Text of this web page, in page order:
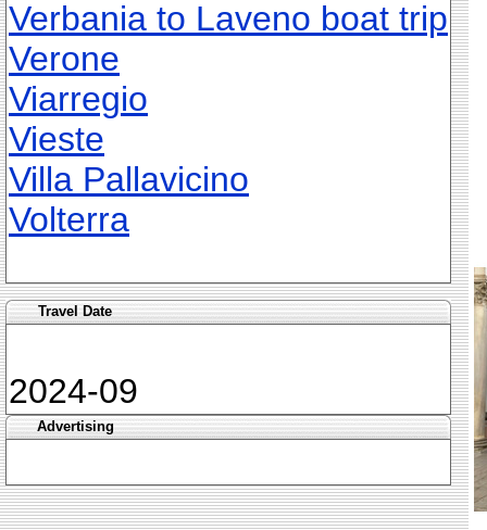
Verbania to Laveno boat trip
Verone
Viarregio
Vieste
Villa Pallavicino
Volterra
Travel Date
2024-09
Advertising